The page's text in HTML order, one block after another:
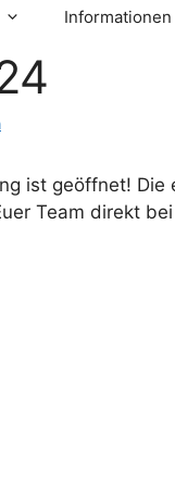
Informationen
ist geöffnet!
Team direkt